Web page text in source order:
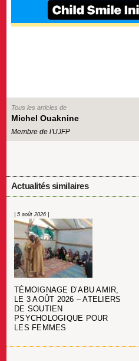
Tous les articles de
Michel Ouaknine
Membre de l'UJFP
Actualités similaires
| 5 août 2026 |
TÉMOIGNAGE D’ABU AMIR,
LE 3 AOÛT 2026 – ATELIERS
DE SOUTIEN
PSYCHOLOGIQUE POUR
LES FEMMES